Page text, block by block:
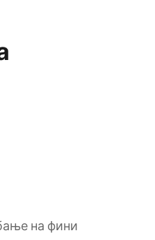
на фини